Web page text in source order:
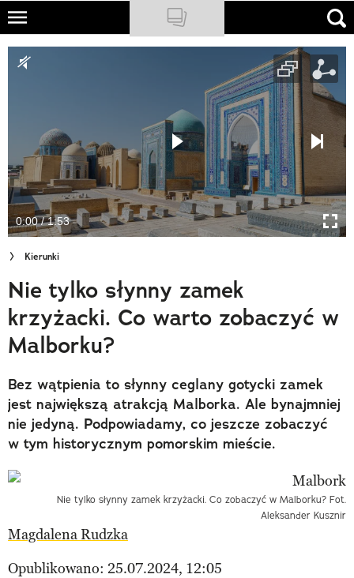
Skip
main
NATIONAL GEOGRAPHIC
Sklep
Newsletter
Cuda Polski
Wielki Konkurs Fotograficzny
Trendbook Podróżniczy
Polecane
0:00 / 1:53
Kierunki
Nie tylko słynny zamek
krzyżacki. Co warto zobaczyć w
Malborku?
Bez wątpienia to słynny ceglany gotycki zamek
jest największą atrakcją Malborka. Ale bynajmniej
nie jedyną. Podpowiadamy, co jeszcze zobaczyć
w tym historycznym pomorskim mieście.
Nie tylko słynny zamek krzyżacki. Co zobaczyć w Malborku? Fot.
Aleksander Kusznir
Magdalena Rudzka
Opublikowano: 25.07.2024, 12:05